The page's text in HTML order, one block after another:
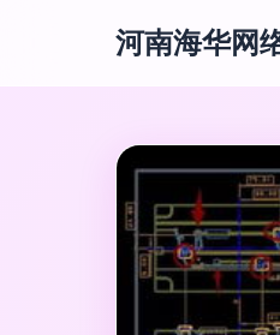
河南海华网